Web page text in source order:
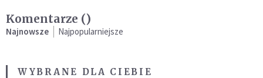
Komentarze ()
Najnowsze Najpopularniejsze
WYBRANE DLA CIEBIE